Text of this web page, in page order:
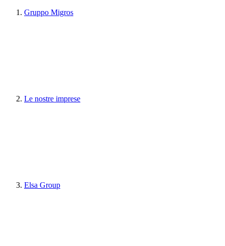
Gruppo Migros
Le nostre imprese
Elsa Group